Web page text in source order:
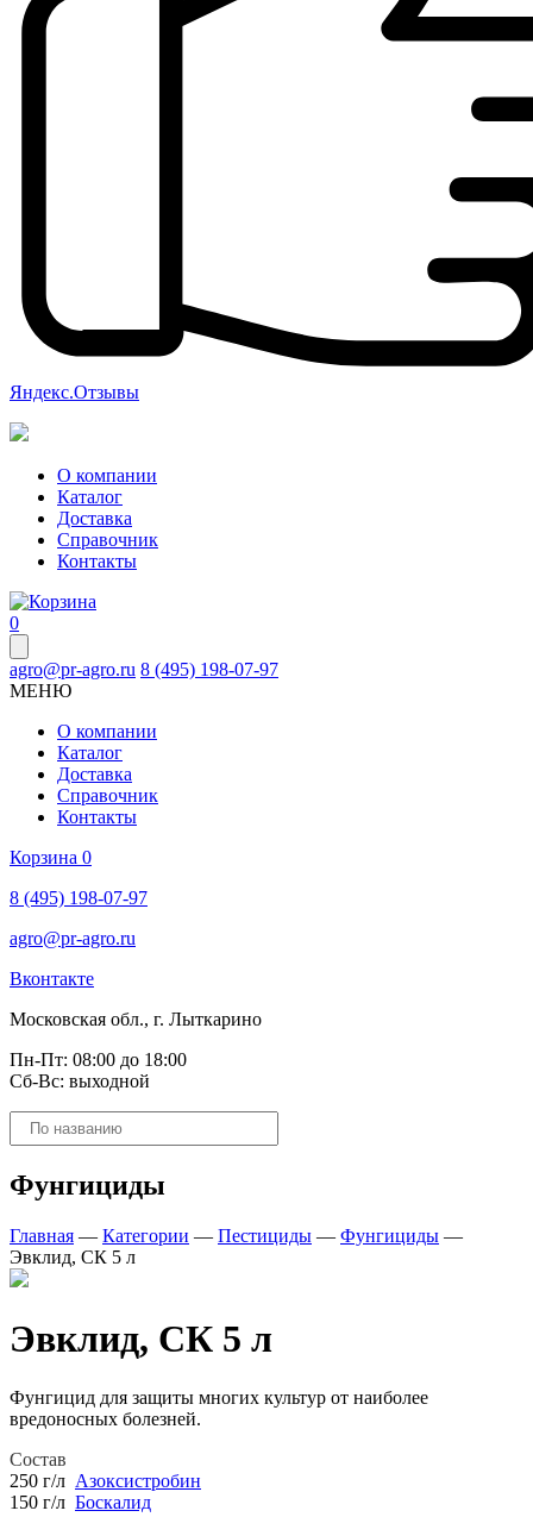
Яндекс.Отзывы
О компании
Каталог
Доставка
Справочник
Контакты
0
agro@pr-agro.ru 8 (495) 198-07-97
МЕНЮ
О компании
Каталог
Доставка
Справочник
Контакты
Корзина 0
8 (495) 198-07-97
agro@pr-agro.ru
Вконтакте
Московская обл., г. Лыткарино
Пн-Пт: 08:00 до 18:00
Сб-Вс: выходной
Поиск
товаров
Фунгициды
Главная — Категории — Пестициды — Фунгициды —
Эвклид, СК 5 л
Эвклид, СК 5 л
Фунгицид для защиты многих культур от наиболее
вредоносных болезней.
Состав
250 г/л Азоксистробин
150 г/л Боскалид